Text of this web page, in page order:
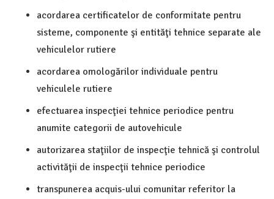
acordarea certificatelor de conformitate pentru
sisteme, componente şi entităţi tehnice separate ale
vehiculelor rutiere
acordarea omologărilor individuale pentru
vehiculele rutiere
efectuarea inspecţiei tehnice periodice pentru
anumite categorii de autovehicule
autorizarea staţiilor de inspecţie tehnică şi controlul
activităţii de inspecţii tehnice periodice
transpunerea acquis-ului comunitar referitor la